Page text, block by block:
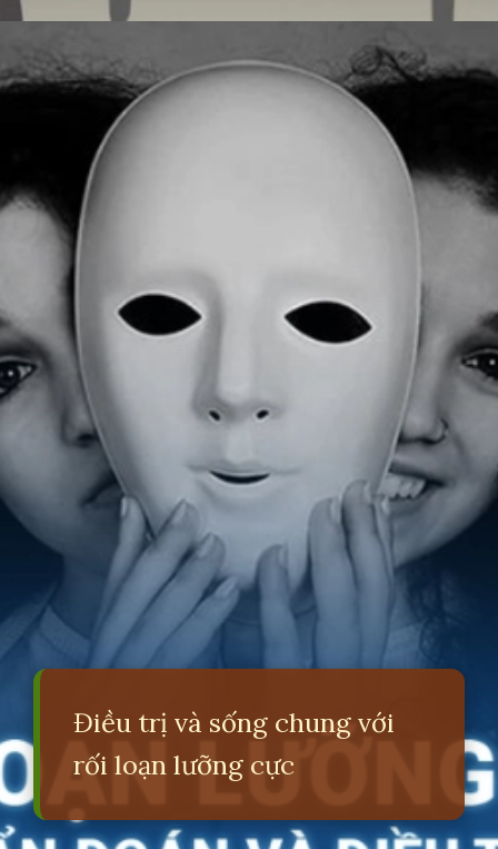
https://erci.edu.vn/roi-loan-luong-cuc-la-gi
Điều trị và sống chung với
rối loạn lưỡng cực